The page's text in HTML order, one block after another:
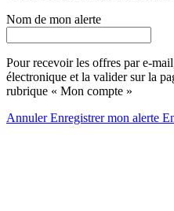
Nom de mon alerte
Pour recevoir les offres par e-
électronique et la valider sur la
rubrique « Mon compte »
AnnulerEnregistrer mon alerte